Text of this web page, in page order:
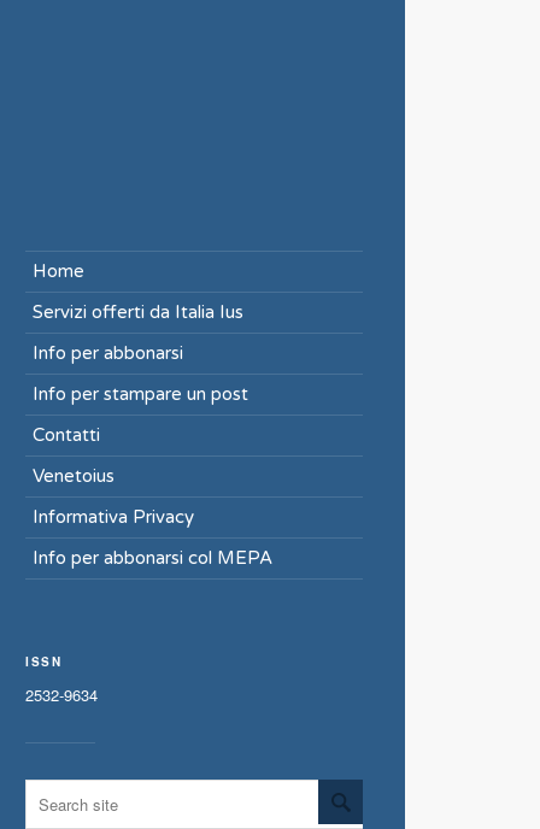
Home
Servizi offerti da Italia Ius
Info per abbonarsi
Info per stampare un post
Contatti
Venetoius
Informativa Privacy
Info per abbonarsi col MEPA
ISSN
2532-9634